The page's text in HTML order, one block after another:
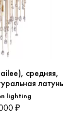
средняя,
латунь
lighting
₽